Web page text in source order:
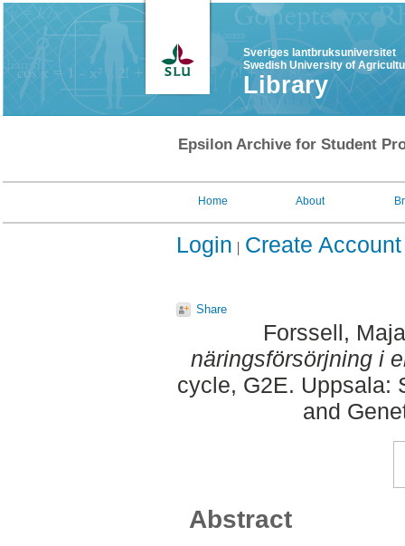
Sveriges lantbruksuniversitet
Swedish University of
Library
Epsilon Archive for Student
Home About
Login Create Account
Share
Forssell, Maja
näringsförsörjning i
cycle, G2E. Uppsala:
and
Abstract